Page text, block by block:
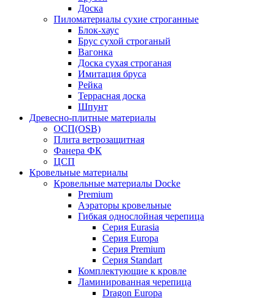
Доска
Пиломатериалы сухие строганные
Блок-хаус
Брус сухой строганый
Вагонка
Доска сухая строганая
Имитация бруса
Рейка
Террасная доска
Шпунт
Древесно-плитные материалы
ОСП(OSB)
Плита ветрозащитная
Фанера ФК
ЦСП
Кровельные материалы
Кровельные материалы Docke
Premium
Аэраторы кровельные
Гибкая однослойная черепица
Серия Eurasia
Серия Europa
Серия Premium
Серия Standart
Комплектующие к кровле
Ламинированная черепица
Dragon Europa